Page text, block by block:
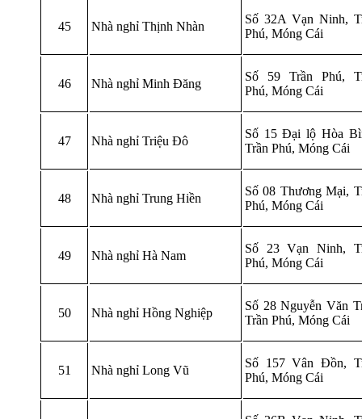
45 Nhà nghỉ Thịnh Nhàn
Số 32A Vạn Ninh,
Phú, Móng Cái
46 Nhà nghỉ Minh Đăng
Số 59 Trần Phú,
Phú, Móng Cái
47 Nhà nghỉ Triệu Đô
Số 15 Đại lộ Hòa
Trần Phú, Móng Cái
48 Nhà nghỉ Trung Hiền
Số 08 Thương Mại,
Phú, Móng Cái
49 Nhà nghỉ Hà Nam
Số 23 Vạn Ninh,
Phú, Móng Cái
50 Nhà nghỉ Hồng Nghiệp
Số 28 Nguyễn Văn
Trần Phú, Móng Cái
51 Nhà nghỉ Long Vũ
Số 157 Vân Đồn,
Phú, Móng Cái